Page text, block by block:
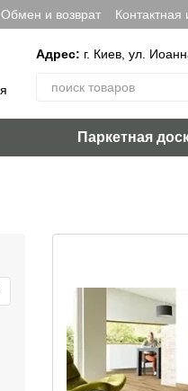
Обмен и возврат
Адрес: г. Киев, ул.
Паркетная